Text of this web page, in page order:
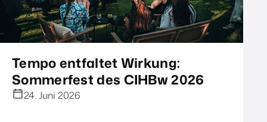
Tempo entfaltet Wirkung:
Sommerfest des CIHBw 2026
24. Juni 2026